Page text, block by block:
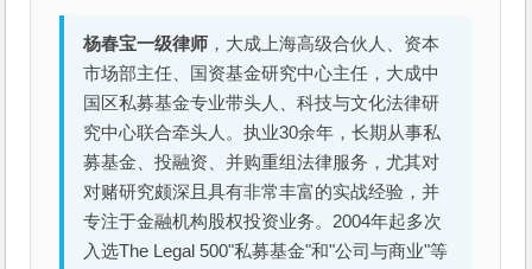
杨春宝一级律师 ，大成上海高级合伙人、资本
市场部主任、国资基金研究中心主任，大成中
国区私募基金专业带头人、科技与文化法律研
究中心联合牵头人。执业30余年，长期从事私
募基金、投融资、并购重组法律服务，尤其对
对赌研究颇深且具有非常丰富的实战经验，并
专注于金融机构股权投资业务。2004年起多次
入选The Legal 500"私募基金"和"公司与商业"等